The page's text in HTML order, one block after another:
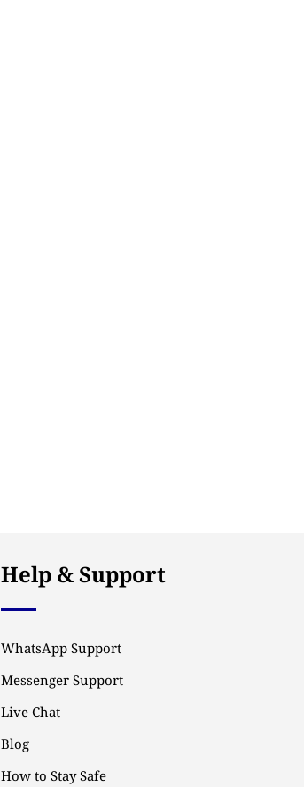
Help & Support
WhatsApp Support
Messenger Support
Live Chat
Blog
How to Stay Safe